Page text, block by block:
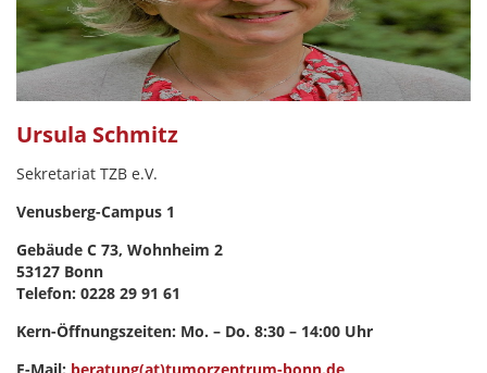
Ursula Schmitz
Sekretariat TZB e.V.
Venusberg-Campus 1
Gebäude C 73, Wohnheim 2
53127 Bonn
Telefon: 0228 29 91 61
Kern-Öffnungszeiten: Mo. – Do. 8:30 – 14:00 Uhr